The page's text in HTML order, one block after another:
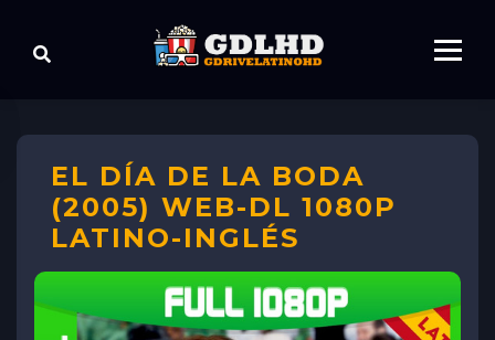
EL DÍA DE LA BODA
(2005) WEB-DL 1080P
LATINO-INGLÉS